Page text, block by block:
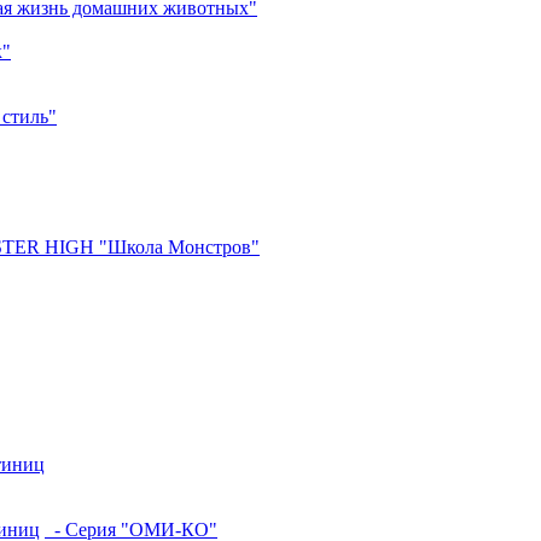
жизнь домашних животных"
HIGH "Школа Монстров"
- Серия "ОМИ-КО"